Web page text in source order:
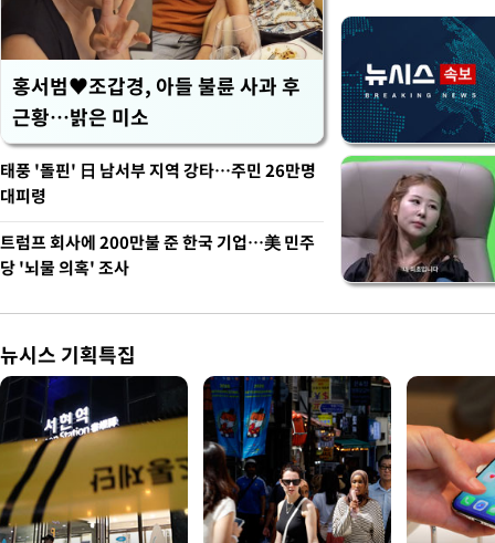
홍서범♥조갑경, 아들 불륜 사과 후
근황…밝은 미소
태풍 '돌핀' 日 남서부 지역 강타…주민 26만명
대피령
트럼프 회사에 200만불 준 한국 기업…美 민주
당 '뇌물 의혹' 조사
뉴시스 기획특집